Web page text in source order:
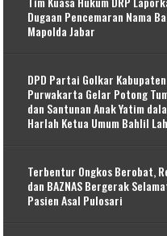
Dugaan Pencemaran Nama
Mapolda Jabar
DPD Partai Golkar Kabupaten
Purwakarta Gelar Potong
dan Santunan Anak Yatim
Harlah Ketua Umum Bahlil
Terbentur Ongkos Berobat,
dan BAZNAS Bergerak
Pasien Asal Pulosari